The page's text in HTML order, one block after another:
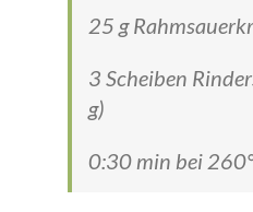
25 g
3 Scheiben
g)
0:30 min bei